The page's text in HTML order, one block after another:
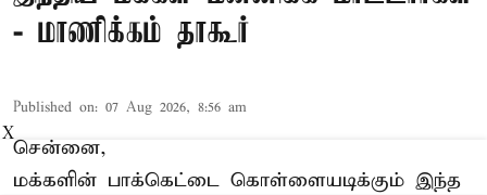
- மாணிக்கம் தாகூர்
Published on: 07 Aug 2026, 8:56 am
சென்னை,
மக்களின் பாக்கெட்டை கொள்ளையடிக்கும் இந்த
X